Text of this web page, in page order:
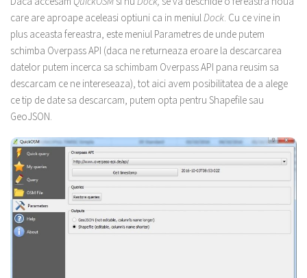
care are aproape aceleasi optiuni ca in meniulDock. Cu ce vine in
plus aceasta fereastra, este meniul Parametres de unde putem
schimba Overpass API (daca ne returneaza eroare la descarcarea
datelor putem incerca sa schimbam Overpass API pana reusim sa
descarcam ce ne intereseaza), tot aici avem posibilitatea de a alege
ce tip de date sa descarcam, putem opta pentru Shapefile sau
GeoJSON.